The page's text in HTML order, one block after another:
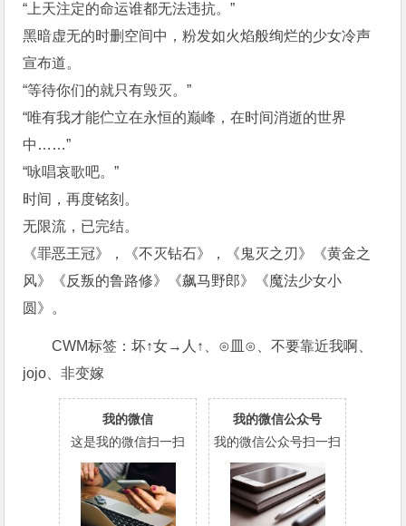
“上天注定的命运谁都无法违抗。”
黑暗虚无的时删空间中，粉发如火焰般绚烂的少女冷声
宣布道。
“等待你们的就只有毁灭。”
“唯有我才能伫立在永恒的巅峰，在时间消逝的世界
中……”
“咏唱哀歌吧。”
时间，再度铭刻。
无限流，已完结。
《罪恶王冠》，《不灭钻石》，《鬼灭之刃》《黄金之
风》《反叛的鲁路修》《飙马野郎》《魔法少女小
圆》。
CWM标签：坏↑女→人↑、⊙皿⊙、不要靠近我啊、
jojo、非变嫁
我的微信
这是我的微信扫一扫
我的微信公众号
我的微信公众号扫一扫